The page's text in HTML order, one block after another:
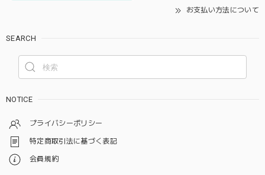
お支払い方法について
SEARCH
NOTICE
プライバシーポリシー
特定商取引法に基づく表記
会員規約